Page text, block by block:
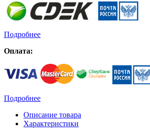
Подробнее
Оплата:
Подробнее
Описание товара
Характеристики